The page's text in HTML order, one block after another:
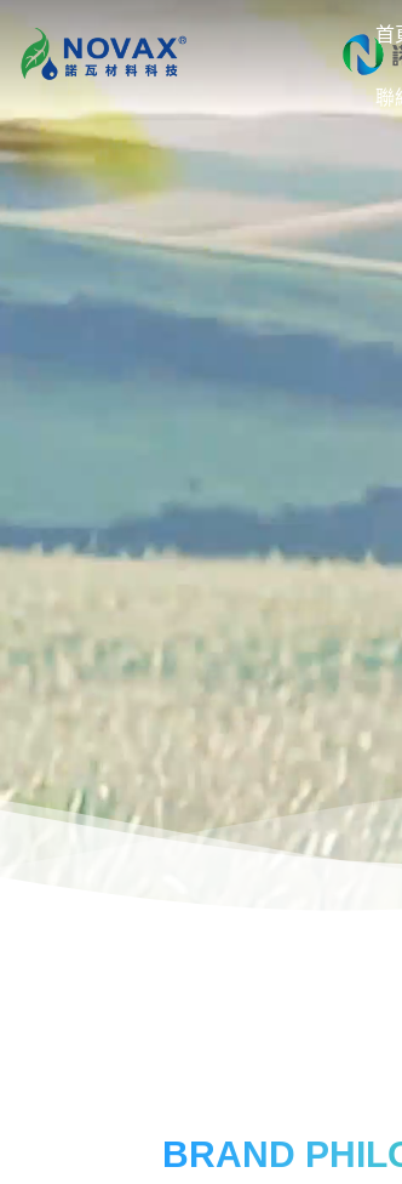
首
聯
BRAND